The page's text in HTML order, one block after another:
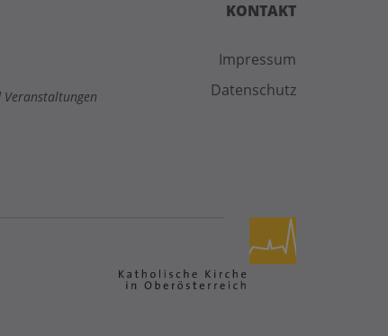
KONTAKT
Impressum
Datenschutz
Veranstaltungen